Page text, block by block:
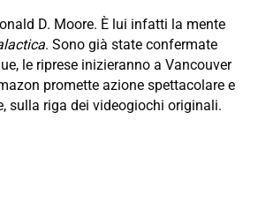
D. Moore. È lui infatti la mente
. Sono già state confermate
le riprese inizieranno a Vancouver
promette azione spettacolare e
sulla riga dei videogiochi originali.